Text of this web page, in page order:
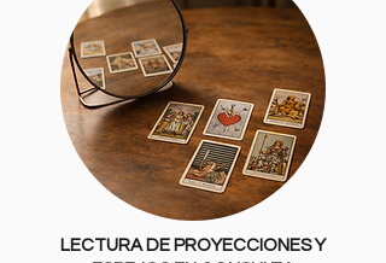
LECTURA DE PROYECCIONES Y